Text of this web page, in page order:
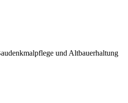
und Altbauerhaltung